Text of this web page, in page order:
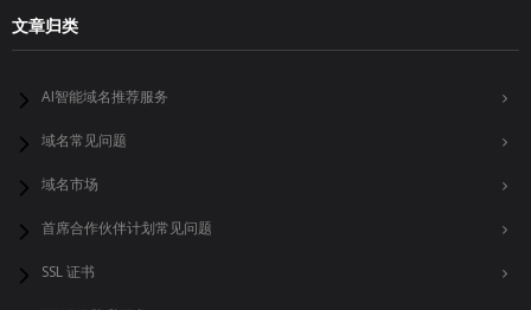
文章归类
AI智能域名推荐服务
域名常见问题
域名市场
首席合作伙伴计划常见问题
SSL 证书